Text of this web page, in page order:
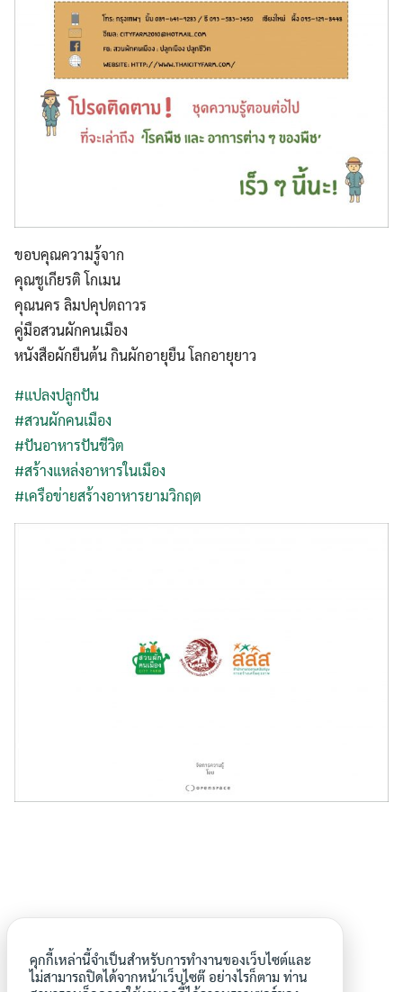
ขอบคุณความรู้จาก
คุณชูเกียรติ โกเมน
คุณนคร ลิมปคุปตถาวร
คู่มือสวนผักคนเมือง
หนังสือผักยืนต้น กินผักอายุยืน โลกอายุยาว
#แปลงปลูกปัน
#สวนผักคนเมือง
#ปันอาหารปันชีวิต
#สร้างแหล่งอาหารในเมือง
#เครือข่ายสร้างอาหารยามวิกฤต
คุกกี้เหล่านี้จำเป็นสำหรับการทำงานของเว็บไซต์และ
ไม่สามารถปิดได้จากหน้าเว็บไซต๊ อย่างไรก็ตาม ท่าน